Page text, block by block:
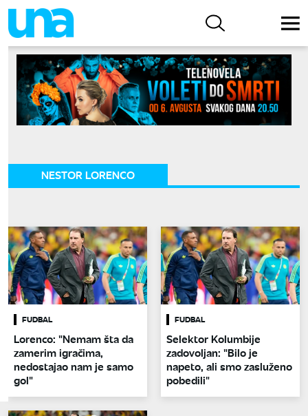
NESTOR LORENCO
FUDBAL
Lorenco: "Nemam šta da
zamerim igračima,
nedostajao nam je samo
gol"
FUDBAL
Selektor Kolumbije
zadovoljan: "Bilo je
napeto, ali smo zasluženo
pobedili"